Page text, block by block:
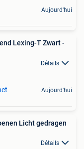
Aujourd'hui
Lexing-T Zwart -
Détails
Aujourd'hui
Licht gedragen
Détails